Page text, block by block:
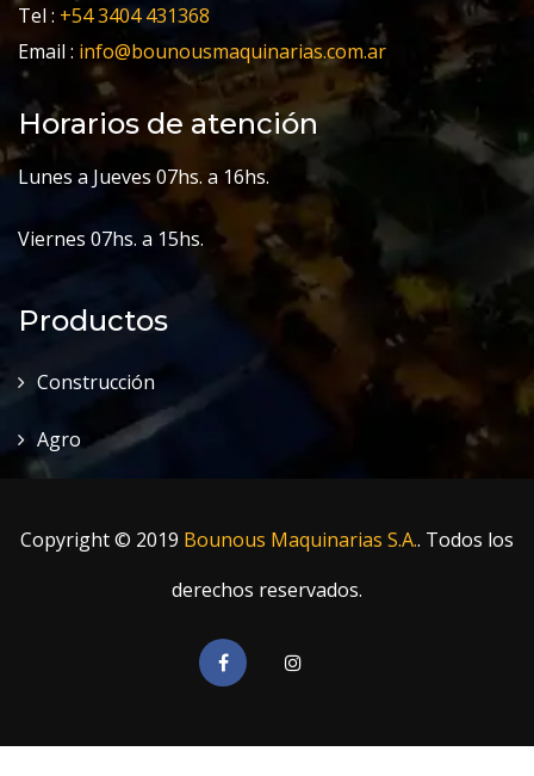
Tel : +54 3404 431368
Email : info@bounousmaquinarias.com.ar
Horarios de atención
Lunes a Jueves 07hs. a 16hs.
Viernes 07hs. a 15hs.
Productos
Construcción
Agro
Copyright © 2019 Bounous Maquinarias S.A.. Todos los
derechos reservados.